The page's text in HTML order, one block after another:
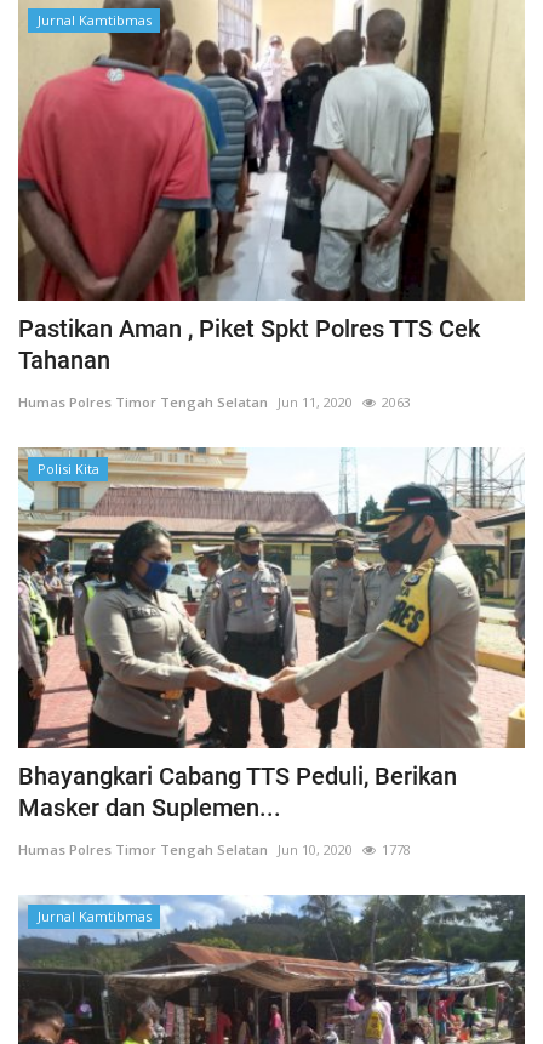
Jurnal Kamtibmas
Pastikan Aman , Piket Spkt Polres TTS Cek
Tahanan
Humas Polres Timor Tengah Selatan Jun 11, 2020 2063
Polisi Kita
Bhayangkari Cabang TTS Peduli, Berikan
Masker dan Suplemen...
Humas Polres Timor Tengah Selatan Jun 10, 2020 1778
Jurnal Kamtibmas